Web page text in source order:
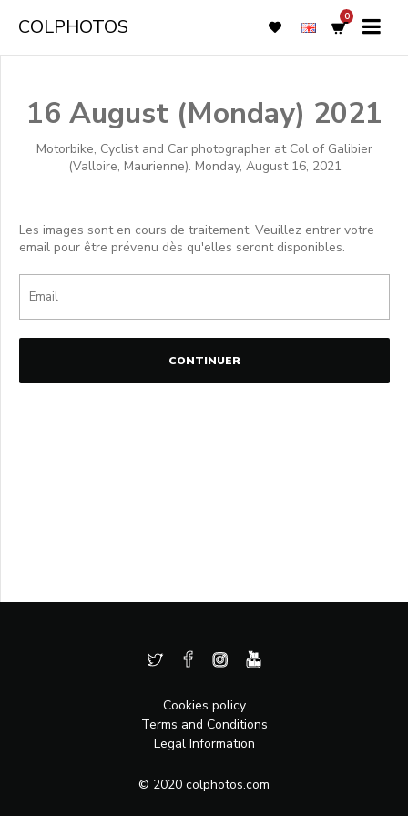
COLPHOTOS 0
16 August (Monday) 2021
Motorbike, Cyclist and Car photographer at Col of Galibier
(Valloire, Maurienne). Monday, August 16, 2021
Les images sont en cours de traitement. Veuillez entrer votre
email pour être prévenu dès qu'elles seront disponibles.
CONTINUER
Cookies policy
Terms and Conditions
Legal Information
© 2020 colphotos.com